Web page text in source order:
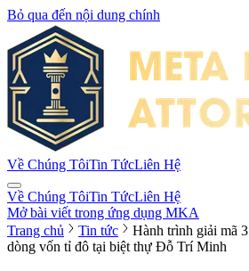
Bỏ qua đến nội dung chính
Về Chúng TôiTin TứcLiên Hệ
Về Chúng TôiTin TứcLiên Hệ
Mở bài viết trong ứng dụng MKA
Trang chủ
Tin tức
Hành trình giải mã
dòng vốn tỉ đô tại biệt thự Đỗ Trí Minh